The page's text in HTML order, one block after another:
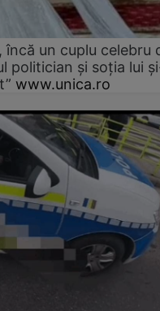
încă un cuplu celebru
politician și soția lui
www.unica.ro